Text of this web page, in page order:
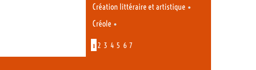
Création littéraire et artistique •
Créole •
1 2 3 4 5 6 7